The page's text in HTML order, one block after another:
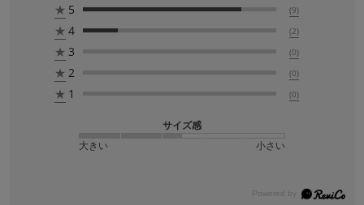
★ 5 (9)
★ 4 (2)
★ 3 (0)
★ 2 (0)
★ 1 (0)
サイズ感
大きい
小さい